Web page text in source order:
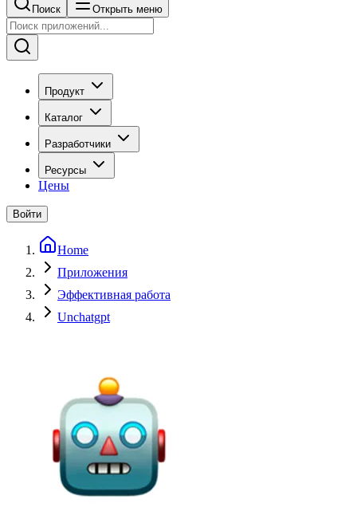
Поиск Открыть меню
Продукт
Каталог
Разработчики
Ресурсы
Цены
Войти
Home
Приложения
Эффективная работа
Unchatgpt